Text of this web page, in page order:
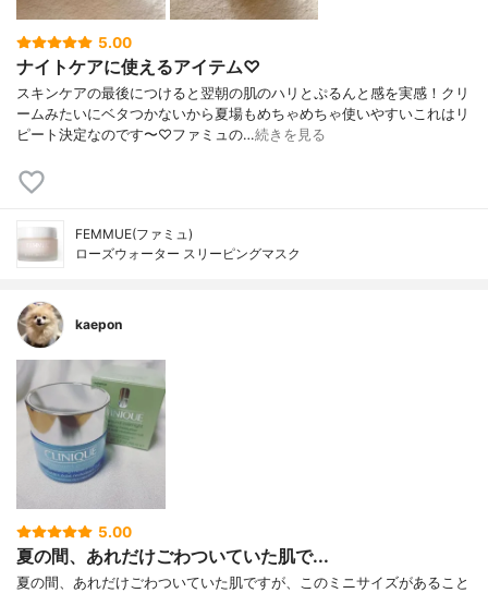
5.00
ナイトケアに使えるアイテム♡
スキンケアの最後につけると翌朝の肌のハリとぷるんと感を実感！クリ
ームみたいにベタつかないから夏場もめちゃめちゃ使いやすいこれはリ
ピート決定なのです〜♡ファミュの…続きを見る
FEMMUE(ファミュ)
ローズウォーター スリーピングマスク
kaepon
5.00
夏の間、あれだけごわついていた肌で...
夏の間、あれだけごわついていた肌ですが、このミニサイズがあること